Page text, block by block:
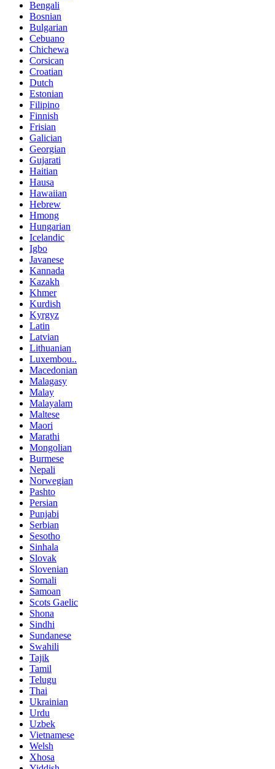
Bengali
Bosnian
Bulgarian
Cebuano
Chichewa
Corsican
Croatian
Dutch
Estonian
Filipino
Finnish
Frisian
Galician
Georgian
Gujarati
Haitian
Hausa
Hawaiian
Hebrew
Hmong
Hungarian
Icelandic
Igbo
Javanese
Kannada
Kazakh
Khmer
Kurdish
Kyrgyz
Latin
Latvian
Lithuanian
Luxembou..
Macedonian
Malagasy
Malay
Malayalam
Maltese
Maori
Marathi
Mongolian
Burmese
Nepali
Norwegian
Pashto
Persian
Punjabi
Serbian
Sesotho
Sinhala
Slovak
Slovenian
Somali
Samoan
Scots Gaelic
Shona
Sindhi
Sundanese
Swahili
Tajik
Tamil
Telugu
Thai
Ukrainian
Urdu
Uzbek
Vietnamese
Welsh
Xhosa